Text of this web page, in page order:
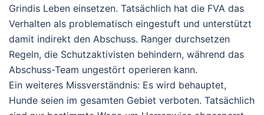
Grindis Leben einsetzen. Tatsächlich hat die FVA das
Verhalten als problematisch eingestuft und unterstützt
damit indirekt den Abschuss. Ranger durchsetzen
Regeln, die Schutzaktivisten behindern, während das
Abschuss-Team ungestört operieren kann.
Ein weiteres Missverständnis: Es wird behauptet,
Hunde seien im gesamten Gebiet verboten. Tatsächlich